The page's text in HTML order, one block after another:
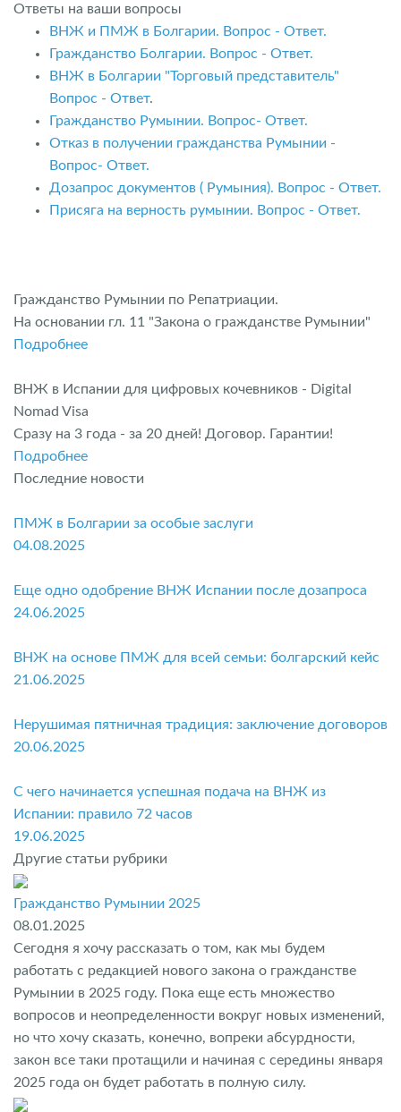
Ответы на ваши вопросы
ВНЖ и ПМЖ в Болгарии. Вопрос - Ответ.
Гражданство Болгарии. Вопрос - Ответ.
ВНЖ в Болгарии "Торговый представитель"
Вопрос - Ответ.
Гражданство Румынии. Вопрос- Ответ.
Отказ в получении гражданства Румынии -
Вопрос- Ответ.
Дозапрос документов ( Румыния). Вопрос - Ответ.
Присяга на верность румынии. Вопрос - Ответ.
Гражданство Румынии по Репатриации.
На основании гл. 11 "Закона о гражданстве Румынии"
Подробнее
ВНЖ в Испании для цифровых кочевников - Digital
Nomad Visa
Сразу на 3 года - за 20 дней! Договор. Гарантии!
Подробнее
Последние новости
ПМЖ в Болгарии за особые заслуги
04.08.2025
Еще одно одобрение ВНЖ Испании после дозапроса
24.06.2025
ВНЖ на основе ПМЖ для всей семьи: болгарский кейс
21.06.2025
Нерушимая пятничная традиция: заключение договоров
20.06.2025
С чего начинается успешная подача на ВНЖ из
Испании: правило 72 часов
19.06.2025
Другие статьи рубрики
Гражданство Румынии 2025
08.01.2025
Сегодня я хочу рассказать о том, как мы будем
работать с редакцией нового закона о гражданстве
Румынии в 2025 году. Пока еще есть множество
вопросов и неопределенности вокруг новых изменений,
но что хочу сказать, конечно, вопреки абсурдности,
закон все таки протащили и начиная с середины января
2025 года он будет работать в полную силу.